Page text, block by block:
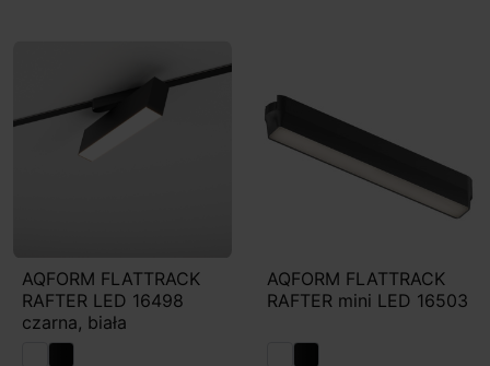
AQFORM FLATTRACK
RAFTER LED 16498
czarna, biała
AQFORM FLATTRACK
RAFTER mini LED 16503